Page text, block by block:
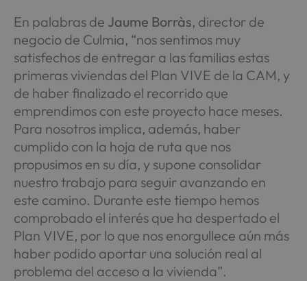
En palabras de Jaume Borràs, director de
negocio de Culmia, “nos sentimos muy
satisfechos de entregar a las familias estas
primeras viviendas del Plan VIVE de la CAM, y
de haber finalizado el recorrido que
emprendimos con este proyecto hace meses.
Para nosotros implica, además, haber
cumplido con la hoja de ruta que nos
propusimos en su día, y supone consolidar
nuestro trabajo para seguir avanzando en
este camino. Durante este tiempo hemos
comprobado el interés que ha despertado el
Plan VIVE, por lo que nos enorgullece aún más
haber podido aportar una solución real al
problema del acceso a la vivienda”.